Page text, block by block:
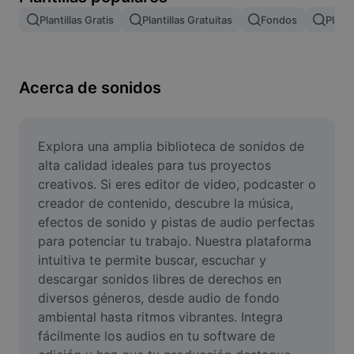
Remove image BG
Image Enhancer
Online Photo Editor
Meme Generator
AI Text Remover
AI People Remover
AI Inpainting
Face Cutout
Plantillas Gratis Plantillas Gratuitas Fondos
Acerca de sonidos
Explora una amplia biblioteca de sonidos de
alta calidad ideales para tus proyectos
creativos. Si eres editor de video, podcaster o
creador de contenido, descubre la música,
efectos de sonido y pistas de audio perfectas
para potenciar tu trabajo. Nuestra plataforma
intuitiva te permite buscar, escuchar y
descargar sonidos libres de derechos en
diversos géneros, desde audio de fondo
ambiental hasta ritmos vibrantes. Integra
fácilmente los audios en tu software de